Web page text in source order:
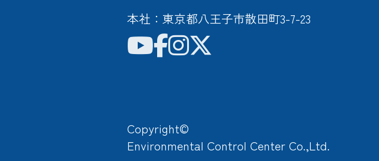
本社：東京都八王子市散田町3-7-23
Copyright©
Environmental Control Center Co.,Ltd.